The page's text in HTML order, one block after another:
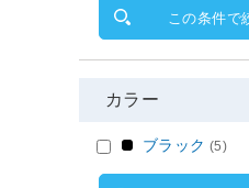
この条件で
カラー
ブラック (5)